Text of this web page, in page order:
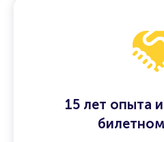
15 лет опыта